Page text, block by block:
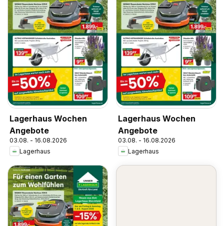
Lagerhaus Wochen
Angebote
03.08. - 16.08.2026
Lagerhaus
Lagerhaus Wochen
Angebote
03.08. - 16.08.2026
Lagerhaus